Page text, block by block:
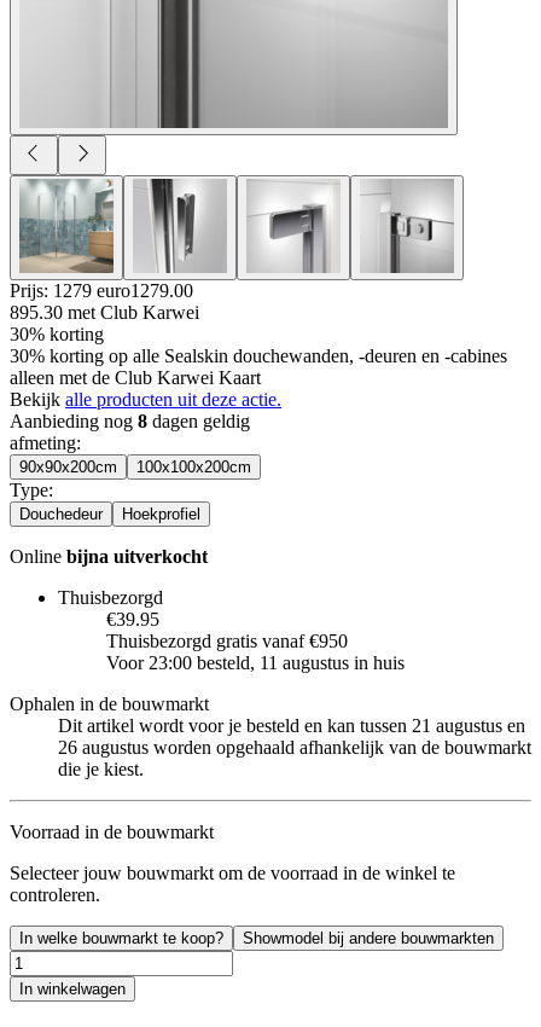
Prijs: 1279 euro1279.00
895.30 met Club Karwei
30% korting
30% korting op alle Sealskin douchewanden, -deuren en -cabines
alleen met de Club Karwei Kaart
Bekijk alle producten uit deze actie.
Aanbieding nog 8 dagen geldig
afmeting:
90x90x200cm 100x100x200cm
Type:
Douchedeur Hoekprofiel
Online bijna uitverkocht
Thuisbezorgd
€39.95
Thuisbezorgd gratis vanaf €950
Voor 23:00 besteld, 11 augustus in huis
Ophalen in de bouwmarkt
Dit artikel wordt voor je besteld en kan tussen 21 augustus en
26 augustus worden opgehaald afhankelijk van de bouwmarkt
die je kiest.
Voorraad in de bouwmarkt
Selecteer jouw bouwmarkt om de voorraad in de winkel te
controleren.
In welke bouwmarkt te koop? Showmodel bij andere bouwmarkten
In winkelwagen